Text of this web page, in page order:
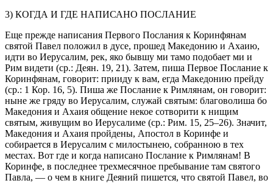
3) КОГДА И ГДЕ НАПИСАНО ПОСЛАНИЕ
Еще прежде написания Первого Послания к Коринфянам
святой Павел положил в дусе, прошед Македонию и Ахаию,
идти во Иерусалим, рек, яко бывшу ми тамо подобает ми и
Рим видети (ср.: Деян. 19, 21). Затем, пиша Первое Послание к
Коринфянам, говорит: прииду к вам, егда Македонию прейду
(ср.: 1 Кор. 16, 5). Пиша же Послание к Римлянам, он говорит:
ныне же гряду во Иерусалим, служай святым: благоволиша бо
Македония и Ахаия общение некое сотворити к нищим
святым, живущим во Иерусалиме (ср.: Рим. 15, 25–26). Значит,
Македония и Ахаия пройдены, Апостол в Коринфе и
собирается в Иерусалим с милостынею, собранною в тех
местах. Вот где и когда написано Послание к Римлянам! В
Коринфе, в последнее трехмесячное пребывание там святого
Павла, — о чем в книге Деяний пишется, что святой Павел, во